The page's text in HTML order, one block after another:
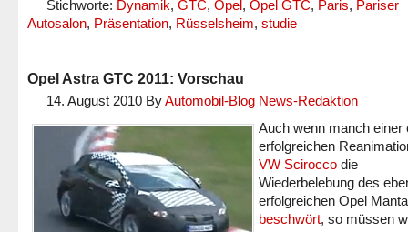
Stichworte: Dynamik, GTC, Opel, Opel GTC, Paris, Pariser
Autosalon, Präsentation, Rüsselsheim, studie
Opel Astra GTC 2011: Vorschau
14. August 2010 ByAutomobil-Blog News-Redaktion
Auch wenn manch einer
erfolgreichen
VW Scirocco die
Wiederbelebung des
erfolgreichen Opel
beschwört, so müssen